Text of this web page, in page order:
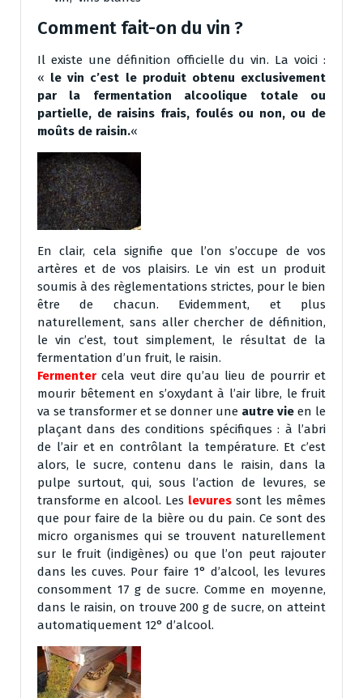
Comment fait-on du vin ?
Il existe une définition officielle du vin. La voici :
« le vin c’est le produit obtenu exclusivement
par la fermentation alcoolique totale ou
partielle, de raisins frais, foulés ou non, ou de
moûts de raisin.«
En clair, cela signifie que l’on s’occupe de vos
artères et de vos plaisirs. Le vin est un produit
soumis à des règlementations strictes, pour le bien
être de chacun. Evidemment, et plus
naturellement, sans aller chercher de définition,
le vin c’est, tout simplement, le résultat de la
fermentation d’un fruit, le raisin.
Fermentercela veut dire qu’au lieu de pourrir et
mourir bêtement en s’oxydant à l’air libre, le fruit
va se transformer et se donner une autre vie en le
plaçant dans des conditions spécifiques : à l’abri
de l’air et en contrôlant la température. Et c’est
alors, le sucre, contenu dans le raisin, dans la
pulpe surtout, qui, sous l’action de levures, se
transforme en alcool. Les levures sont les mêmes
que pour faire de la bière ou du pain. Ce sont des
micro organismes qui se trouvent naturellement
sur le fruit (indigènes) ou que l’on peut rajouter
dans les cuves. Pour faire 1° d’alcool, les levures
consomment 17 g de sucre. Comme en moyenne,
dans le raisin, on trouve 200 g de sucre, on atteint
automatiquement 12° d’alcool.